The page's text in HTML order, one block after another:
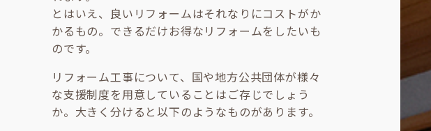
とはいえ、良いリフォームはそれなりにコストがか
かるもの。できるだけお得なリフォームをしたいも
のです。
リフォーム工事について、国や地方公共団体が様々
な支援制度を用意していることはご存じでしょう
か。大きく分けると以下のようなものがあります。